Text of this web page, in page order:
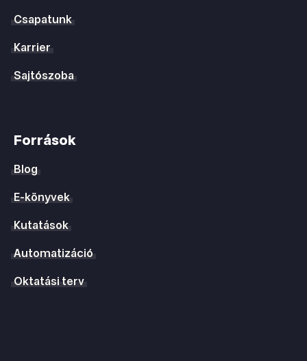
Csapatunk
Karrier
Sajtószoba
Források
Blog
E-könyvek
Kutatások
Automatizáció
Oktatási terv